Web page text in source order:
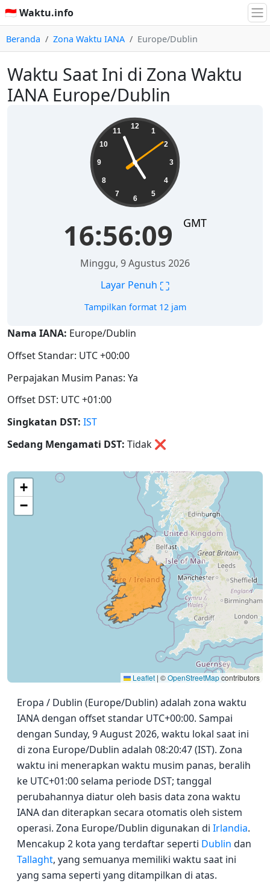
🇮🇩 Waktu.info
Beranda Zona Waktu IANA Europe/Dublin
Waktu Saat Ini di Zona Waktu
IANA Europe/Dublin
12
1
2
3
4
5
6
7
8
9
10
11
16:56:10 GMT
Minggu, 9 Agustus 2026
Layar Penuh ⛶
Tampilkan format 12 jam
Nama IANA: Europe/Dublin
Offset Standar: UTC +00:00
Perpajakan Musim Panas: Ya
Offset DST: UTC +01:00
Singkatan DST: IST
Sedang Mengamati DST: Tidak ❌
+
−
Leaflet | ©OpenStreetMapcontributors
Eropa / Dublin (Europe/Dublin) adalah zona waktu
IANA dengan offset standar UTC+00:00. Sampai
dengan Sunday, 9 August 2026, waktu lokal saat ini
di zona Europe/Dublin adalah 08:20:47 (IST). Zona
waktu ini menerapkan waktu musim panas, beralih
ke UTC+01:00 selama periode DST; tanggal
perubahannya diatur oleh basis data zona waktu
IANA dan diterapkan secara otomatis oleh sistem
operasi. Zona Europe/Dublin digunakan di Irlandia.
Mencakup 2 kota yang terdaftar seperti Dublin dan
Tallaght, yang semuanya memiliki waktu saat ini
yang sama seperti yang ditampilkan di atas.